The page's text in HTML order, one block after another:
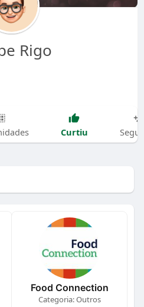
Rigo
Curtiu
Food Connection
Categoria: Outros